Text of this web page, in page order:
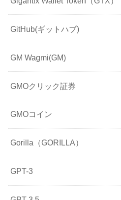
GitHub(ギットハブ)
GM Wagmi(GM)
GMOクリック証券
GMOコイン
Gorilla（GORILLA）
GPT-3